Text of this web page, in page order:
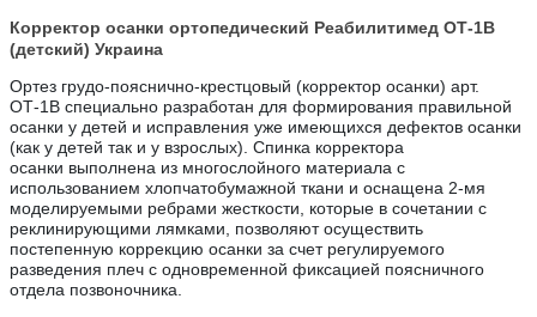
Корректор осанки ортопедический Реабилитимед ОТ-1В
(детский) Украина
Ортез грудо-пояснично-крестцовый (корректор осанки) арт.
ОТ-1В специально разработан для формирования правильной
осанки у детей и исправления уже имеющихся дефектов осанки
(как у детей так и у взрослых). Спинка корректора
осанки выполнена из многослойного материала с
использованием хлопчатобумажной ткани и оснащена 2-мя
моделируемыми ребрами жесткости, которые в сочетании с
реклинирующими лямками, позволяют осуществить
постепенную коррекцию осанки за счет регулируемого
разведения плеч с одновременной фиксацией поясничного
отдела позвоночника.